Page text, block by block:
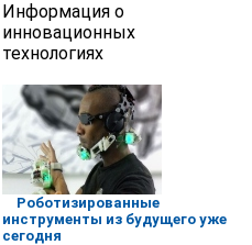
Информация о
инновационных
технологиях
Роботизированные
инструменты из будущего уже
сегодня